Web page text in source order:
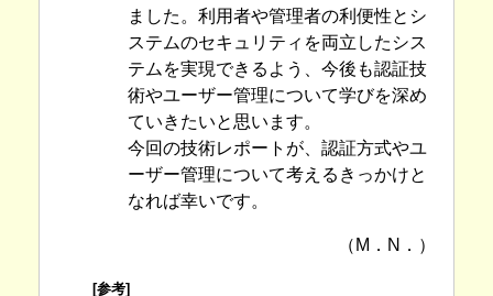
ました。利用者や管理者の利便性とシ
ステムのセキュリティを両立したシス
テムを実現できるよう、今後も認証技
術やユーザー管理について学びを深め
ていきたいと思います。
今回の技術レポートが、認証方式やユ
ーザー管理について考えるきっかけと
なれば幸いです。
（M．N．）
[参考]